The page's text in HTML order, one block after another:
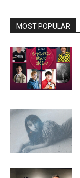
MOST POPULAR